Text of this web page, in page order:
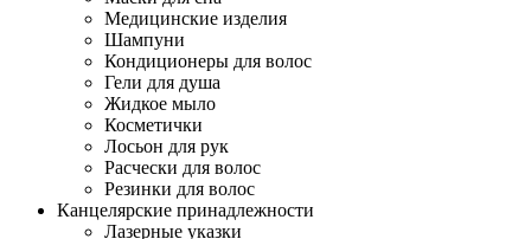
Медицинские изделия
Шампуни
Кондиционеры для волос
Гели для душа
Жидкое мыло
Косметички
Лосьон для рук
Расчески для волос
Резинки для волос
Канцелярские принадлежности
Лазерные указки